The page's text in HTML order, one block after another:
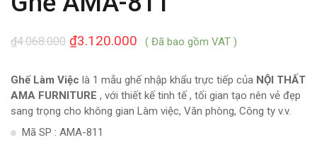
4.068.000
₫ 3.120.000
₫ ( Đã bao gồm VAT )
Ghế Làm Việc là 1 mẫu ghế nhập khẩu trực tiếp của NỘI THẤT
AMA FURNITURE , với thiết kế tinh tế , tối gian tạo nên vẻ đẹp
sang trọng cho không gian Làm việc, Văn phòng, Công ty v.v.
Mã SP : AMA-811